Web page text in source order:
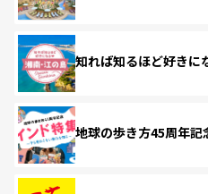
知れば知るほど好きに
地球の歩き方45周年記